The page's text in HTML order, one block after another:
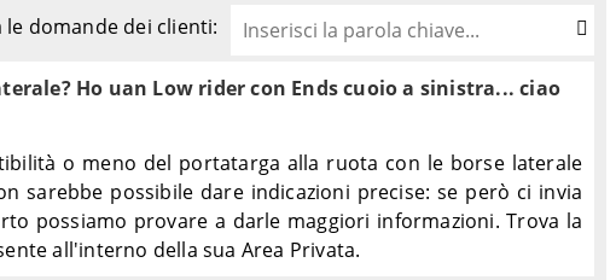
le domande dei clienti:
Ho uan Low rider con Ends cuoio a sinistra... ciao
o meno del portatarga alla ruota con le borse laterale
possibile dare indicazioni precise: se però ci invia
possiamo provare a darle maggiori informazioni. Trova la
all'interno della sua Area Privata.